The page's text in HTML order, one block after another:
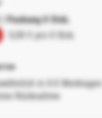
Packung 0 Stck.
0,00 € pro 0 Stck.
in 0-0 Werktagen
Rücknahme